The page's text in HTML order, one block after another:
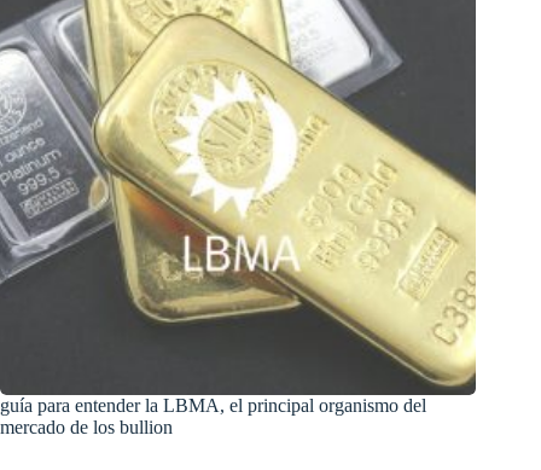
guía para entender la LBMA, el principal organismo del
mercado de los bullion